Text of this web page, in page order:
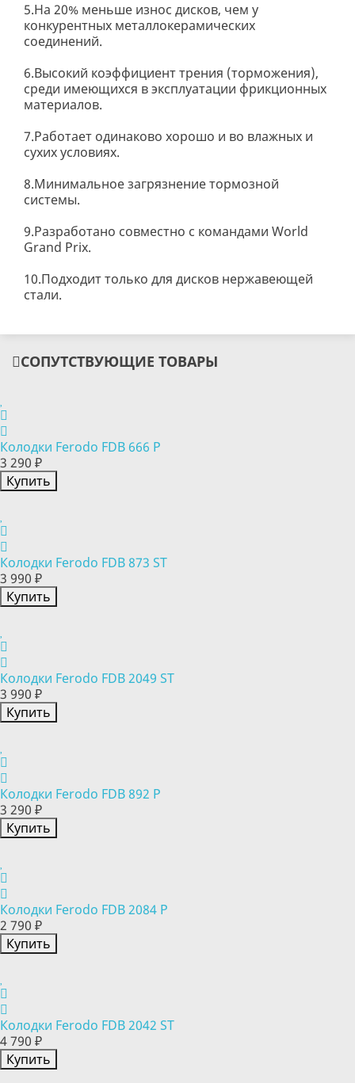
5.На 20% меньше износ дисков, чем у
конкурентных металлокерамических
соединений.
6.Высокий коэффициент трения (торможения),
среди имеющихся в эксплуатации фрикционных
материалов.
7.Работает одинаково хорошо и во влажных и
сухих условиях.
8.Минимальное загрязнение тормозной
системы.
9.Разработано совместно с командами World
Grand Prix.
10.Подходит только для дисков нержавеющей
стали.
СОПУТСТВУЮЩИЕ ТОВАРЫ
Колодки Ferodo FDB 666 P
3 290 ₽
Купить
Колодки Ferodo FDB 873 ST
3 990 ₽
Купить
Колодки Ferodo FDB 2049 ST
3 990 ₽
Купить
Колодки Ferodo FDB 892 P
3 290 ₽
Купить
Колодки Ferodo FDB 2084 P
2 790 ₽
Купить
Колодки Ferodo FDB 2042 ST
4 790 ₽
Купить